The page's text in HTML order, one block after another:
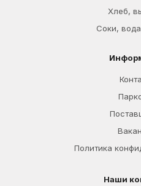
Хлеб,
Соки,
Политика
Наши